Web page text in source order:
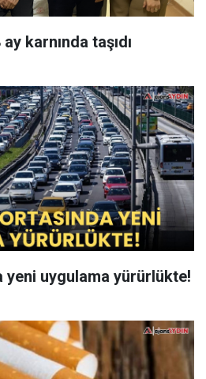
karnında taşıdı
uygulama yürürlükte!